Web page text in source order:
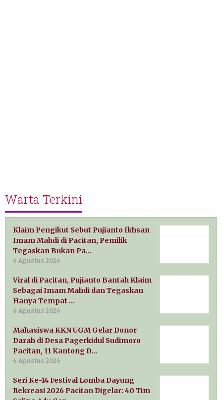
Warta Terkini
Klaim Pengikut Sebut Pujianto Ikhsan
Imam Mahdi di Pacitan, Pemilik
Tegaskan Bukan Pa…
6 Agustus 2026
Viral di Pacitan, Pujianto Bantah Klaim
Sebagai Imam Mahdi dan Tegaskan
Hanya Tempat …
6 Agustus 2026
Mahasiswa KKN UGM Gelar Donor
Darah di Desa Pagerkidul Sudimoro
Pacitan, 11 Kantong D…
6 Agustus 2026
Seri Ke-14 Festival Lomba Dayung
Rekreasi 2026 Pacitan Digelar: 40 Tim